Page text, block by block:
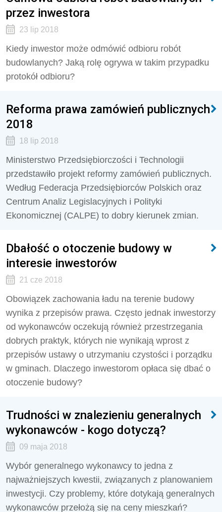
przez inwestora
23 lip 2018
Kiedy inwestor może odmówić odbioru robót
budowlanych? Jaką rolę ogrywa w takim przypadku
protokół odbioru?
Reforma prawa zamówień publicznych
2018
18 lip 2018
Ministerstwo Przedsiębiorczości i Technologii
przedstawiło projekt reformy zamówień publicznych.
Według Federacja Przedsiębiorców Polskich oraz
Centrum Analiz Legislacyjnych i Polityki
Ekonomicznej (CALPE) to dobry kierunek zmian.
Dbałość o otoczenie budowy w
interesie inwestorów
21 cze 2018
Obowiązek zachowania ładu na terenie budowy
wynika z przepisów prawa. Często jednak inwestorzy
od wykonawców oczekują również przestrzegania
dobrych praktyk, których nie wynikają wprost z
przepisów ustawy o utrzymaniu czystości i porządku
w gminach. Dlaczego inwestorom opłaca się dbać o
otoczenie budowy?
Trudności w znalezieniu generalnych
wykonawców - kogo dotyczą?
09 maja 2018
Wybór generalnego wykonawcy to jedna z
najważniejszych kwestii, związanych z planowaniem
inwestycji. Czy problemy, które dotykają generalnych
wykonawców przełożą się na ceny mieszkań?